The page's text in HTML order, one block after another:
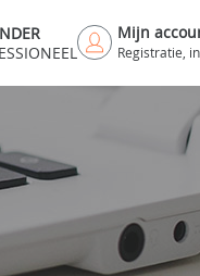
Mijn
Registratie,